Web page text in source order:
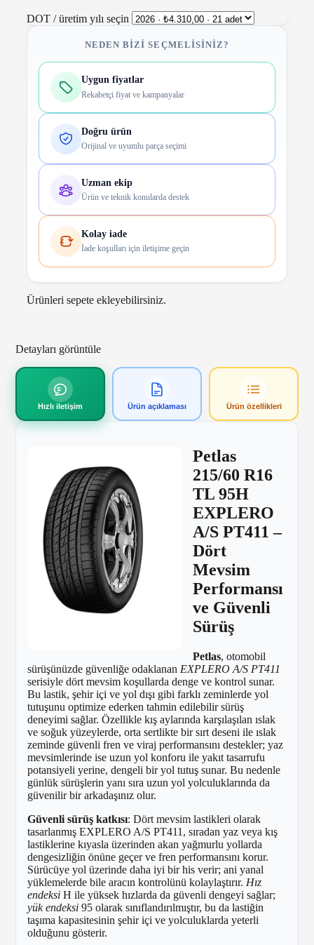
DOT / üretim yılı seçin
NEDEN BIZI SEÇMELISINIZ?
Uygun fiyatlar
Rekabetçi fiyat ve kampanyalar
Doğru ürün
Orijinal ve uyumlu parça seçimi
Uzman ekip
Ürün ve teknik konularda destek
Kolay iade
İade koşulları için iletişime geçin
Ürünleri sepete ekleyebilirsiniz.
Detayları görüntüle
Hızlı iletişim Ürün açıklaması Ürün özellikleri
Petlas
215/60 R16
TL 95H
EXPLERO
A/S PT411 –
Dört
Mevsim
Performansı
ve Güvenli
Sürüş
Petlas, otomobil
sürüşünüzde güvenliğe odaklanan EXPLERO A/S PT411
serisiyle dört mevsim koşullarda denge ve kontrol sunar.
Bu lastik, şehir içi ve yol dışı gibi farklı zeminlerde yol
tutuşunu optimize ederken tahmin edilebilir sürüş
deneyimi sağlar. Özellikle kış aylarında karşılaşılan ıslak
ve soğuk yüzeylerde, orta sertlikte bir sırt deseni ile ıslak
zeminde güvenli fren ve viraj performansını destekler; yaz
mevsimlerinde ise uzun yol konforu ile yakıt tasarrufu
potansiyeli yerine, dengeli bir yol tutuş sunar. Bu nedenle
günlük sürüşlerin yanı sıra uzun yol yolculuklarında da
güvenilir bir arkadaşınız olur.
Güvenli sürüş katkısı: Dört mevsim lastikleri olarak
tasarlanmış EXPLERO A/S PT411, sıradan yaz veya kış
lastiklerine kıyasla üzerinden akan yağmurlu yollarda
dengesizliğin önüne geçer ve fren performansını korur.
Sürücüye yol üzerinde daha iyi bir his verir; ani yanal
yüklemelerde bile aracın kontrolünü kolaylaştırır. Hız
endeksi H ile yüksek hızlarda da güvenli dengeyi sağlar;
yük endeksi 95 olarak sınıflandırılmıştır, bu da lastiğin
taşıma kapasitesinin şehir içi ve yolculuklarda yeterli
olduğunu gösterir.